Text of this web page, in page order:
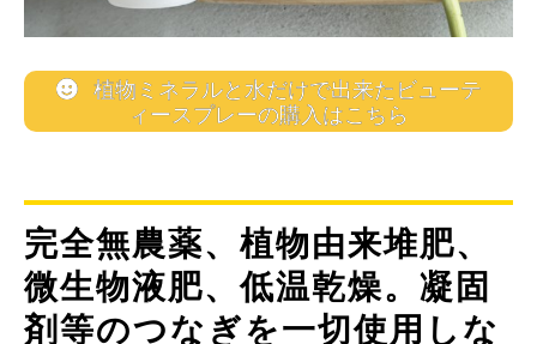
植物ミネラルと水だけで出来たビューテ
ィースプレーの購入はこちら
完全無農薬、植物由来堆肥、
微生物液肥、低温乾燥。凝固
剤等のつなぎを一切使用しな